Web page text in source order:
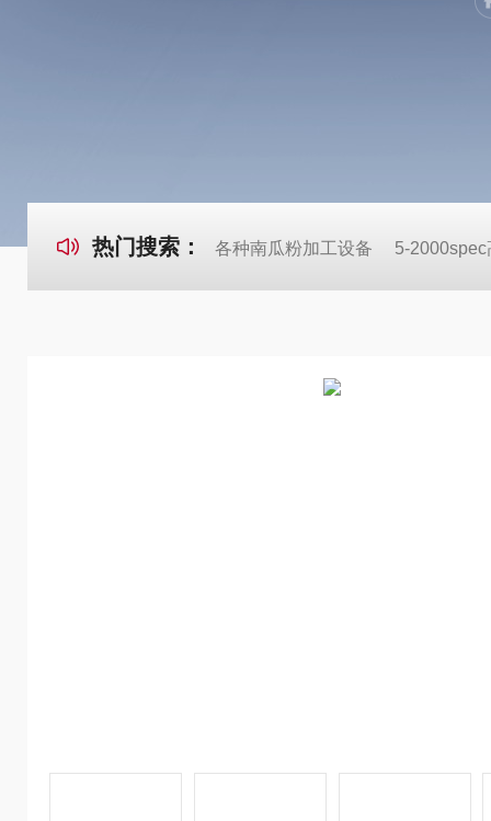
热门搜索： 各种南瓜粉加工设备 5-